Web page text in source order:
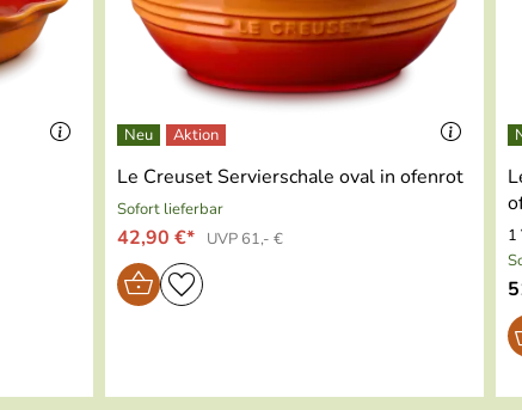
Le Creuset Servierschale oval in ofenrot
Sofort lieferbar
42,90 €* UVP 61,- €
1